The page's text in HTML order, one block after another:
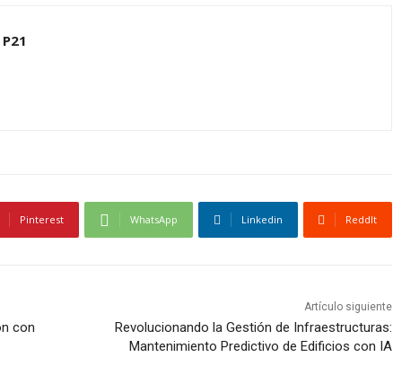
Pinterest WhatsApp Linkedin ReddIt
con
Artículo siguiente
Revolucionando la Gestión de Infraestructuras:
Mantenimiento Predictivo de Edificios con IA